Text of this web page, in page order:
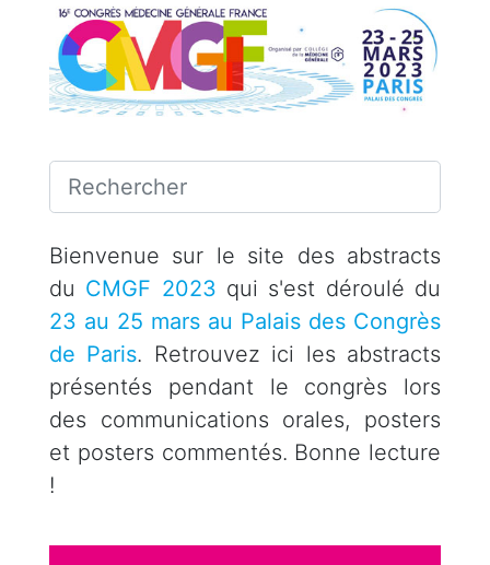
Bienvenue sur le site des abstracts
du CMGF 2023 qui s'est déroulé du
23 au 25 mars au Palais des Congrès
de Paris. Retrouvez ici les abstracts
présentés pendant le congrès lors
des communications orales, posters
et posters commentés. Bonne lecture
!